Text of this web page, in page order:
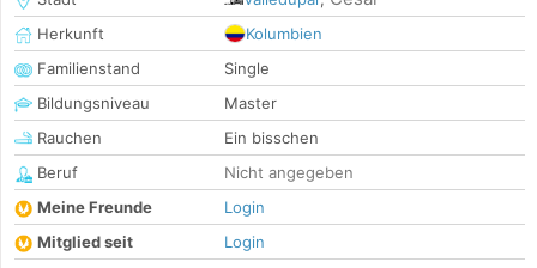
Herkunft
Kolumbien
Familienstand
Single
Bildungsniveau
Master
Rauchen
Ein bisschen
Beruf
Nicht angegeben
Meine Freunde
Login
Mitglied seit
Login